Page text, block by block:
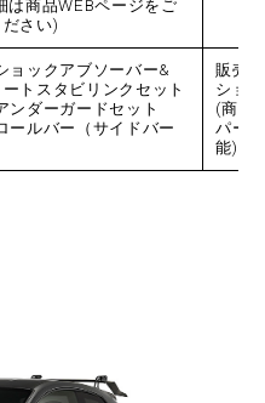
は商品WEBページをご
さい)
ョックアブソーバー&
トスタビリンクセット
ンダーガードセット
ールバー（サイドバー
販売
ション
(商談
パー
能)